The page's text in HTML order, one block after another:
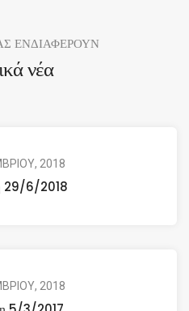
ΕΝΔΙΑΦΕΡΟΥΝ
νέα
2018
29/6/2018
2018